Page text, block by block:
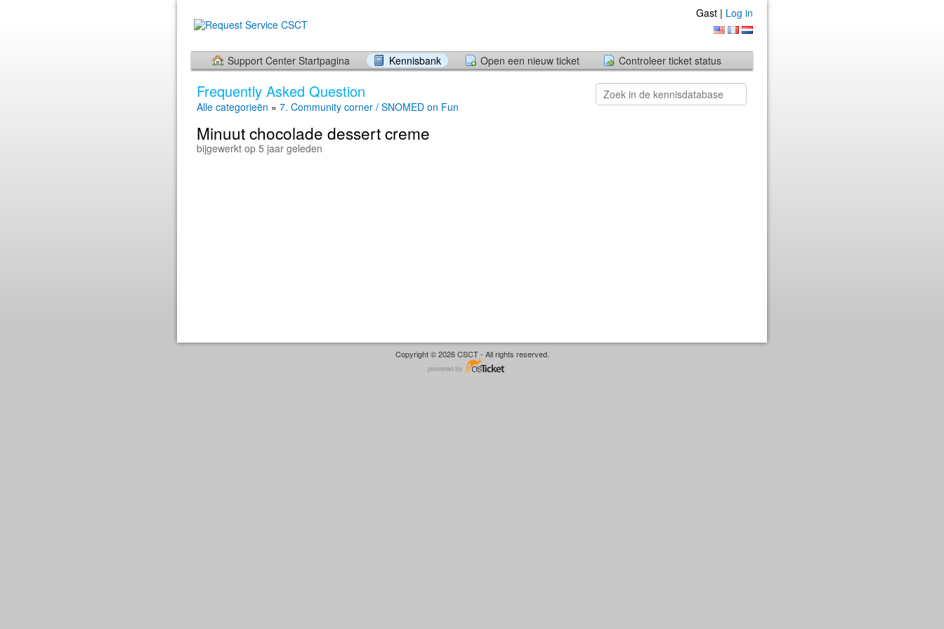
Gast | Log in
Support Center Startpagina Kennisbank Open een nieuw ticket Controleer ticket status
Frequently Asked Question
Alle categorieën » 7. Community corner / SNOMED on Fun
Minuut chocolade dessert creme
bijgewerkt op 5 jaar geleden
Copyright © 2026 CSCT - All rights reserved.